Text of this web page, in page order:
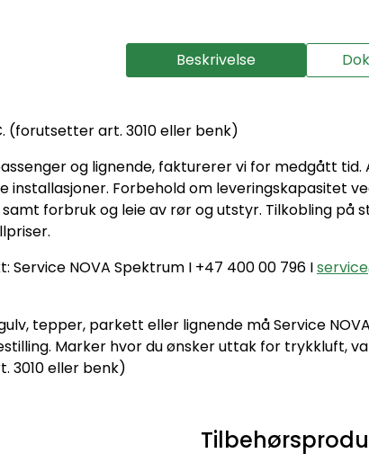
Beskrivelse
(forutsetter art. 3010 eller benk)
og lignende, fakturerer vi for medgått
installasjoner. Forbehold om leveringskapasitet
forbruk og leie av rør og utstyr. Tilkobling
Service NOVA Spektrum I +47 400 00 796 I
tepper, parkett eller lignende må Service
Marker hvor du ønsker uttak for trykkluft,
3010 eller benk)